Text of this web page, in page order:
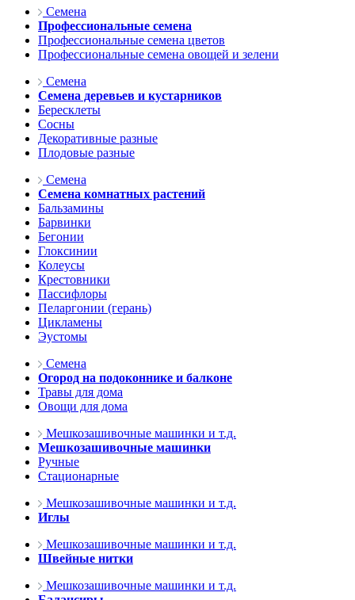
Семена
Профессиональные семена
Профессиональные семена цветов
Профессиональные семена овощей и зелени
Семена
Семена деревьев и кустарников
Бересклеты
Сосны
Декоративные разные
Плодовые разные
Семена
Семена комнатных растений
Бальзамины
Барвинки
Бегонии
Глоксинии
Колеусы
Крестовники
Пассифлоры
Пеларгонии (герань)
Цикламены
Эустомы
Семена
Огород на подоконнике и балконе
Травы для дома
Овощи для дома
Мешкозашивочные машинки и т.д.
Мешкозашивочные машинки
Ручные
Стационарные
Мешкозашивочные машинки и т.д.
Иглы
Мешкозашивочные машинки и т.д.
Швейные нитки
Мешкозашивочные машинки и т.д.